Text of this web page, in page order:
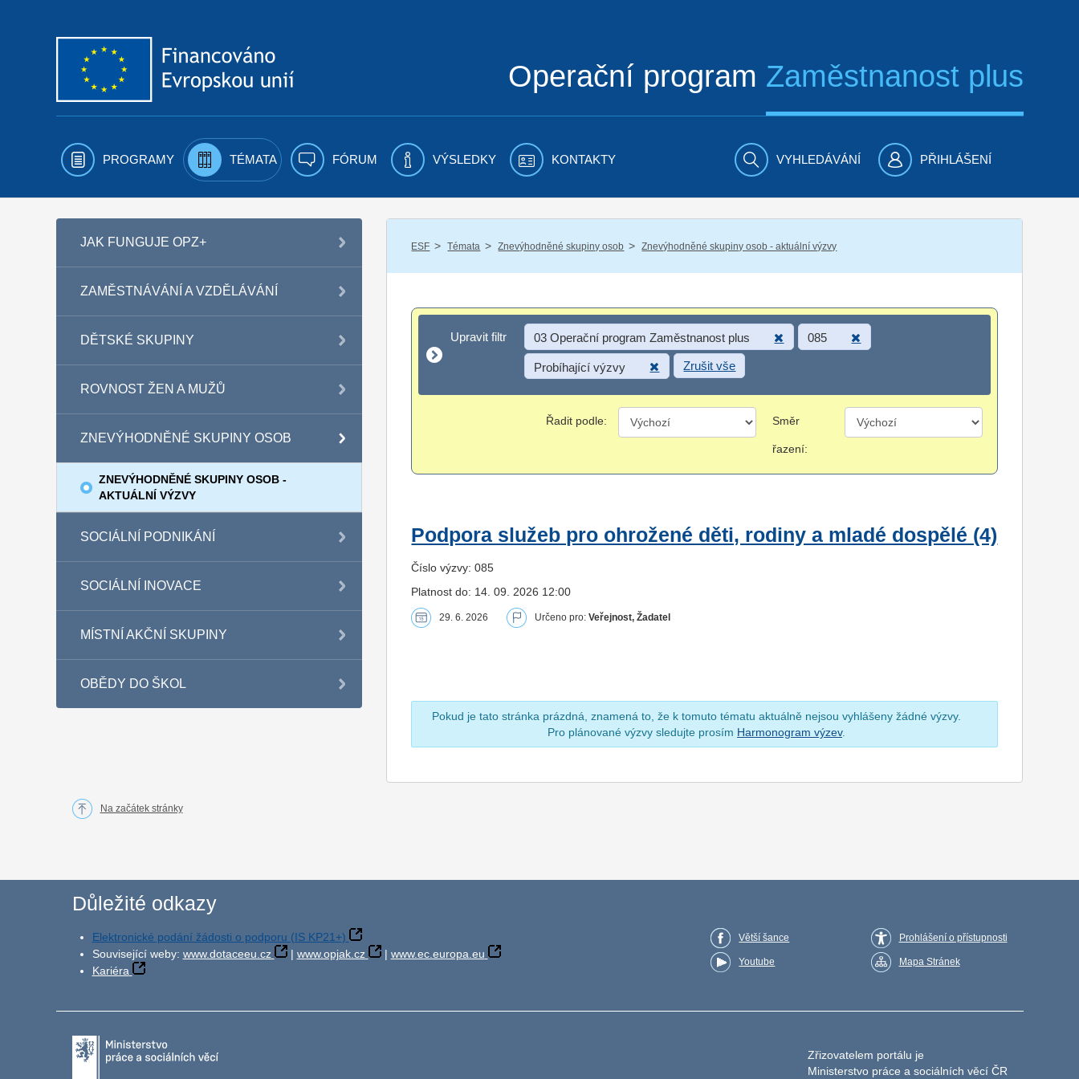
Operační program Zaměstnanost plus
PROGRAMY TÉMATA FÓRUM VÝSLEDKY KONTAKTY VYHLEDÁVÁNÍ PŘIHLÁŠENÍ
JAK FUNGUJE OPZ+
ZAMĚSTNÁVÁNÍ A VZDĚLÁVÁNÍ
DĚTSKÉ SKUPINY
ROVNOST ŽEN A MUŽŮ
ZNEVÝHODNĚNÉ SKUPINY OSOB
ZNEVÝHODNĚNÉ SKUPINY OSOB -
AKTUÁLNÍ VÝZVY
SOCIÁLNÍ PODNIKÁNÍ
SOCIÁLNÍ INOVACE
MÍSTNÍ AKČNÍ SKUPINY
OBĚDY DO ŠKOL
ESF / Témata / Znevýhodněné skupiny osob / Znevýhodněné skupiny osob - aktuální výzvy
Upravit filtr
Upravit filtr 03 Operační program Zaměstnanost plus 085
Probíhající výzvy Zrušit vše
Řadit podle: Směr
řazení:
Podpora služeb pro ohrožené děti, rodiny a mladé dospělé (4)
Číslo výzvy: 085
Platnost do: 14. 09. 2026 12:00
29. 6. 2026 Určeno pro:Veřejnost, Žadatel
Pokud je tato stránka prázdná, znamená to, že k tomuto tématu aktuálně nejsou vyhlášeny žádné výzvy.
Pro plánované výzvy sledujte prosím Harmonogram výzev.
Na začátek stránky
Důležité odkazy
Elektronické podání žádosti o podporu (IS KP21+)
Související weby: www.dotaceeu.cz | www.opjak.cz | www.ec.europa.eu
Kariéra
Větší šance
Youtube
Prohlášení o přístupnosti
Mapa Stránek
Zřizovatelem portálu je
Ministerstvo práce a sociálních věcí ČR